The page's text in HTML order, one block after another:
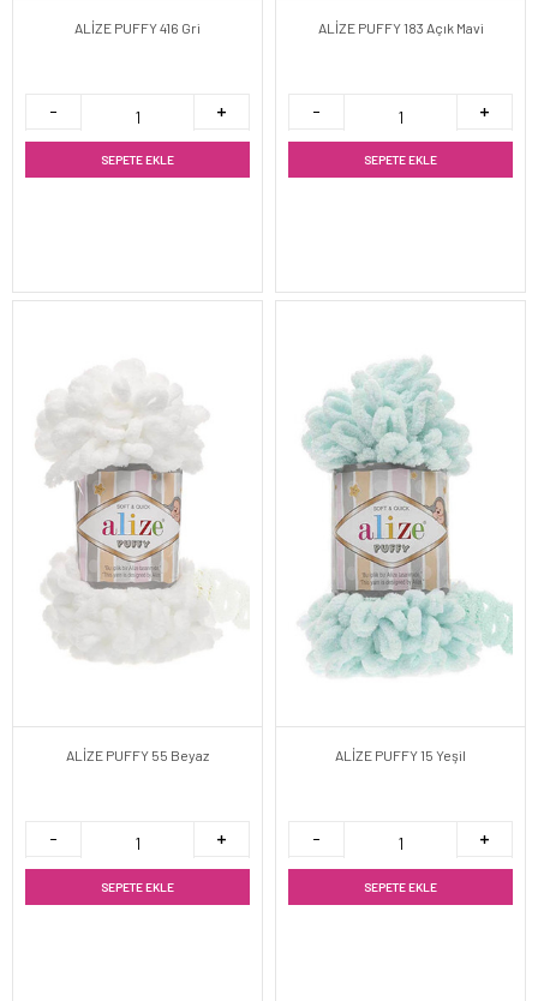
ALİZE PUFFY 416 Gri
SEPETE EKLE
ALİZE PUFFY 183 Açık Mavi
SEPETE EKLE
ALİZE PUFFY 55 Beyaz
SEPETE EKLE
ALİZE PUFFY 15 Yeşil
SEPETE EKLE